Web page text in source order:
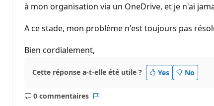
à mon organisation via un OneDrive, et je n'ai
A ce stade, mon problème n'est toujours pas
Bien cordialement,
Cette réponse a-t-elle été utile ? Yes No
0 commentaires
Aucun